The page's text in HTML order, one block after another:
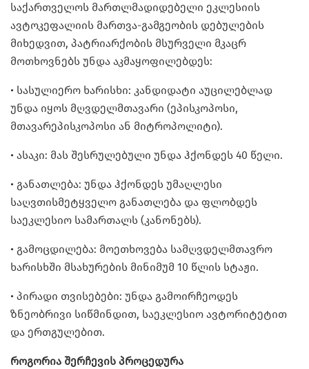
საქართველოს მართლმადიდებელი ეკლესიის
ავტოკეფალიის მართვა-გამგეობის დებულების
მიხედვით, პატრიარქობის მსურველი მკაცრ
მოთხოვნებს უნდა აკმაყოფილებდეს:
• სასულიერო ხარისხი: კანდიდატი აუცილებლად
უნდა იყოს მღვდელმთავარი (ეპისკოპოსი,
მთავარეპისკოპოსი ან მიტროპოლიტი).
• ასაკი: მას შესრულებული უნდა ჰქონდეს 40 წელი.
• განათლება: უნდა ჰქონდეს უმაღლესი
საღვთისმეტყველო განათლება და ფლობდეს
საეკლესიო სამართალს (კანონებს).
• გამოცდილება: მოეთხოვება სამღვდელმთავრო
ხარისხში მსახურების მინიმუმ 10 წლის სტაჟი.
• პირადი თვისებები: უნდა გამოირჩეოდეს
ზნეობრივი სიწმინდით, საეკლესიო ავტორიტეტით
და ერთგულებით.
როგორია შერჩევის პროცედურა